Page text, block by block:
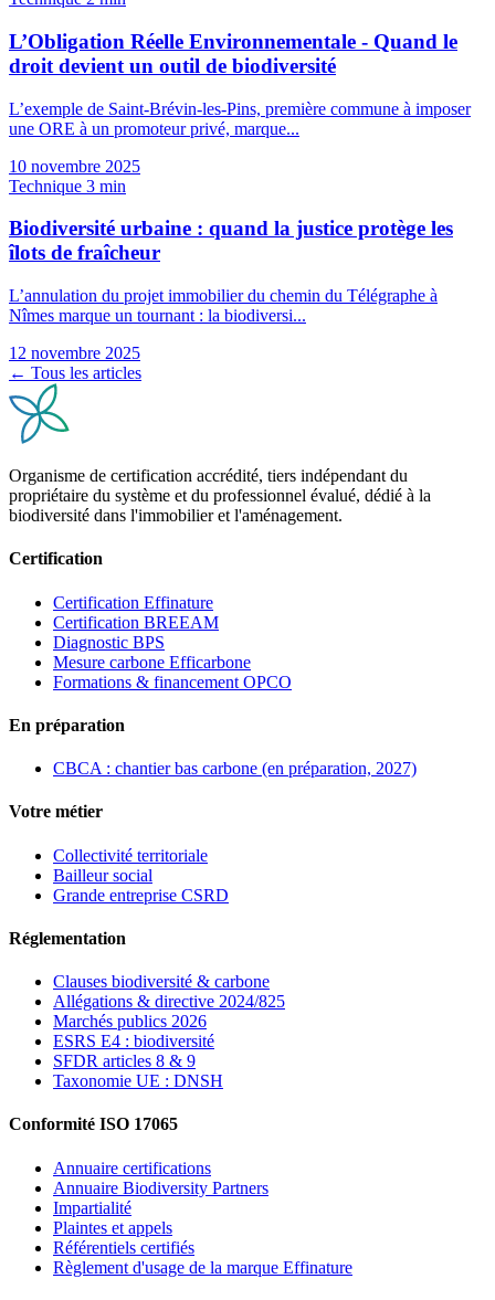
L’Obligation Réelle Environnementale - Quand le
droit devient un outil de biodiversité
L’exemple de Saint-Brévin-les-Pins, première commune à imposer
une ORE à un promoteur privé, marque...
10 novembre 2025
Technique 3 min
Biodiversité urbaine : quand la justice protège les
îlots de fraîcheur
L’annulation du projet immobilier du chemin du Télégraphe à
Nîmes marque un tournant : la biodiversi...
12 novembre 2025
← Tous les articles
Organisme de certification accrédité, tiers indépendant du
propriétaire du système et du professionnel évalué, dédié à la
biodiversité dans l'immobilier et l'aménagement.
Certification
Certification Effinature
Certification BREEAM
Diagnostic BPS
Mesure carbone Efficarbone
Formations & financement OPCO
En préparation
CBCA : chantier bas carbone (en préparation, 2027)
Votre métier
Collectivité territoriale
Bailleur social
Grande entreprise CSRD
Réglementation
Clauses biodiversité & carbone
Allégations & directive 2024/825
Marchés publics 2026
ESRS E4 : biodiversité
SFDR articles 8 & 9
Taxonomie UE : DNSH
Conformité ISO 17065
Annuaire certifications
Annuaire Biodiversity Partners
Impartialité
Plaintes et appels
Référentiels certifiés
Règlement d'usage de la marque Effinature